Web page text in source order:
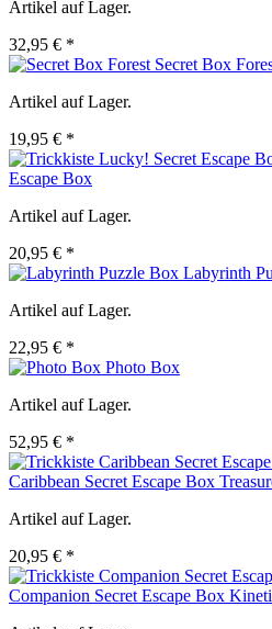
Artikel auf Lager.
32,95 € *
Secret Box
Artikel auf Lager.
19,95 € *
Escape Box
Artikel auf Lager.
20,95 € *
Labyrinth
Artikel auf Lager.
22,95 € *
Photo Box
Artikel auf Lager.
52,95 € *
Caribbean Secret Escape Box
Artikel auf Lager.
20,95 € *
Companion Secret Escape Box